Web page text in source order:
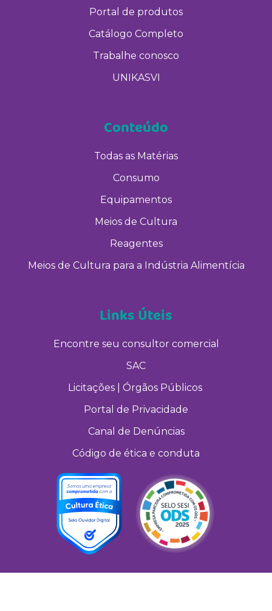
Portal de produtos
Catálogo Completo
Trabalhe conosco
UNIKASVI
Conteúdo
Todas as Matérias
Consumo
Equipamentos
Meios de Cultura
Reagentes
Meios de Cultura para a Indústria Alimentícia
Links Úteis
Encontre seu consultor comercial
SAC
Licitações | Órgãos Públicos
Portal de Privacidade
Canal de Denúncias
Código de ética e conduta